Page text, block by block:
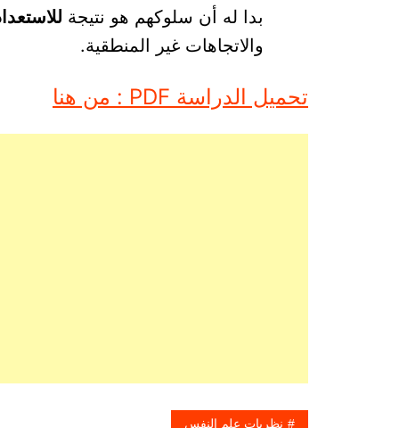
بدا له أن سلوكهم هو نتيجة
والاتجاهات غير المنطقية.
تحميل الدراسة PDF : من هنا
نظريات علم النفس